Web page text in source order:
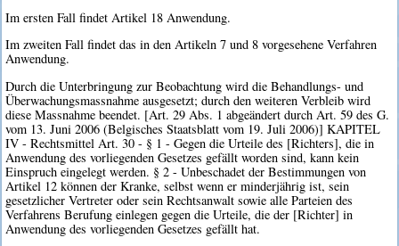
Im ersten Fall findet Artikel 18 Anwendung.
Im zweiten Fall findet das in den Artikeln 7 und 8 vorgesehene Verfahren
Anwendung.
Durch die Unterbringung zur Beobachtung wird die Behandlungs- und
Überwachungsmassnahme ausgesetzt; durch den weiteren Verbleib wird
diese Massnahme beendet. [Art. 29 Abs. 1 abgeändert durch Art. 59 des G.
vom 13. Juni 2006 (Belgisches Staatsblatt vom 19. Juli 2006)] KAPITEL
IV - Rechtsmittel Art. 30 - § 1 - Gegen die Urteile des [Richters], die in
Anwendung des vorliegenden Gesetzes gefällt worden sind, kann kein
Einspruch eingelegt werden. § 2 - Unbeschadet der Bestimmungen von
Artikel 12 können der Kranke, selbst wenn er minderjährig ist, sein
gesetzlicher Vertreter oder sein Rechtsanwalt sowie alle Parteien des
Verfahrens Berufung einlegen gegen die Urteile, die der [Richter] in
Anwendung des vorliegenden Gesetzes gefällt hat.